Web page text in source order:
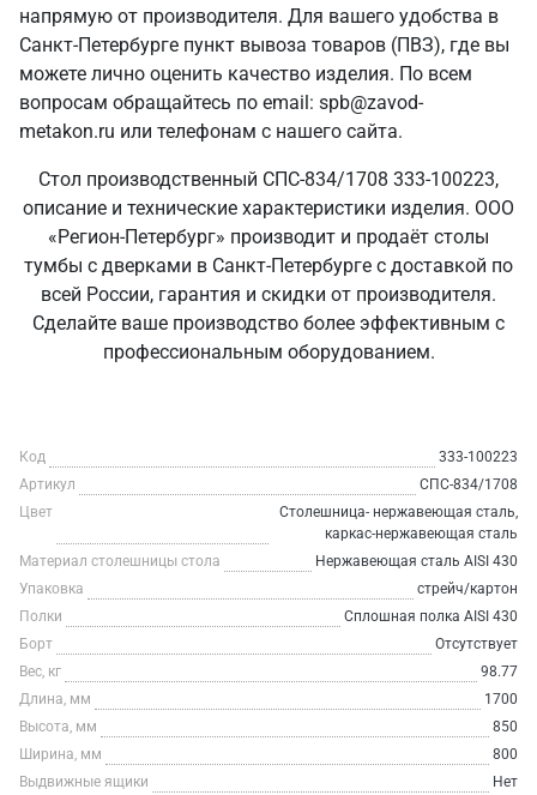
напрямую от производителя. Для вашего удобства в
Санкт‑Петербурге пункт вывоза товаров (ПВЗ), где вы
можете лично оценить качество изделия. По всем
вопросам обращайтесь по email: spb@zavod-
metakon.ru или телефонам с нашего сайта.
Стол производственный СПС-834/1708 333-100223,
описание и технические характеристики изделия. ООО
«Регион-Петербург» производит и продаёт столы
тумбы с дверками в Санкт‑Петербурге с доставкой по
всей России, гарантия и скидки от производителя.
Сделайте ваше производство более эффективным с
профессиональным оборудованием.
Код
333-100223
Артикул
СПС-834/1708
Цвет
Столешница- нержавеющая сталь,
каркас-нержавеющая сталь
Материал столешницы стола
Нержавеющая сталь AISI 430
Упаковка
стрейч/картон
Полки
Сплошная полка AISI 430
Борт
Отсутствует
Вес, кг
98.77
Длина, мм
1700
Высота, мм
850
Ширина, мм
800
Выдвижные ящики
Нет